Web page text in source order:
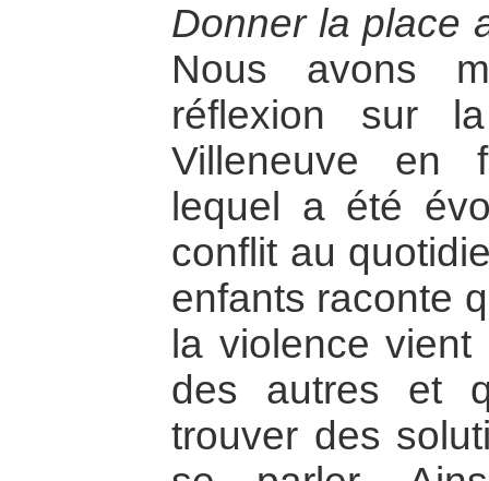
Donner la place
Nous avons
réflexion sur
Villeneuve en
lequel a été
conflit au
enfants raconte
la violence vient
des autres et
trouver des